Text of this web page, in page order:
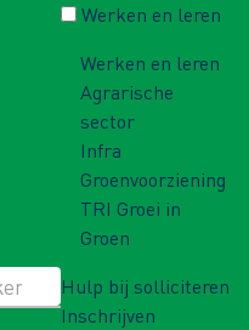
Werken en leren
Werken en leren
Agrarische
sector
Infra
Groenvoorziening
TRI Groei in
Groen
Hulp bij solliciteren
Inschrijven